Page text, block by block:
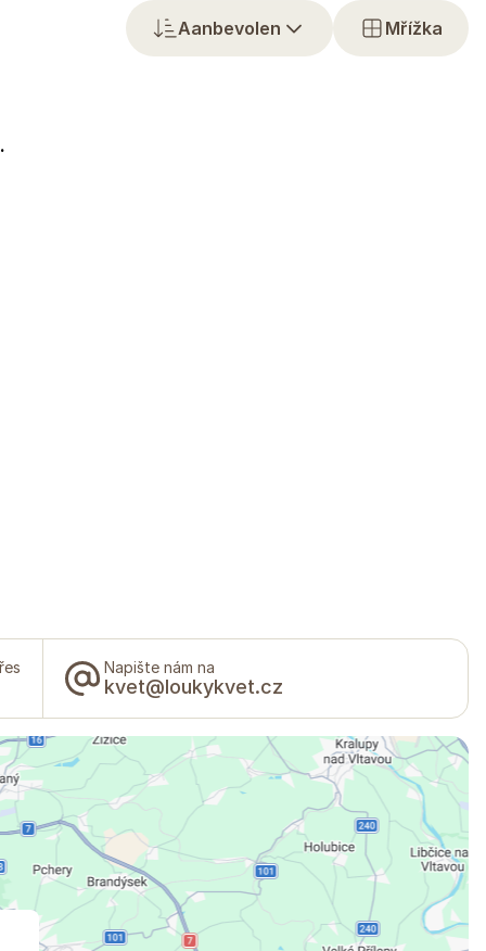
Aanbevolen Mřížka
Napište nám na
kvet@loukykvet.cz